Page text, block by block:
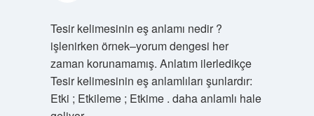
Tesir kelimesinin eş anlamı nedir ?
işlenirken örnek–yorum dengesi her
zaman korunamamış. Anlatım ilerledikçe
Tesir kelimesinin eş anlamlıları şunlardır:
Etki ; Etkileme ; Etkime . daha anlamlı hale